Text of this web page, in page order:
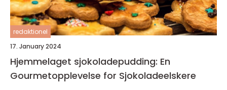
redaktionel
17. January 2024
Hjemmelaget sjokoladepudding: En
Gourmetopplevelse for Sjokoladeelskere